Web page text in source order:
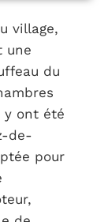
village,
une
du
y ont été
de-
pour